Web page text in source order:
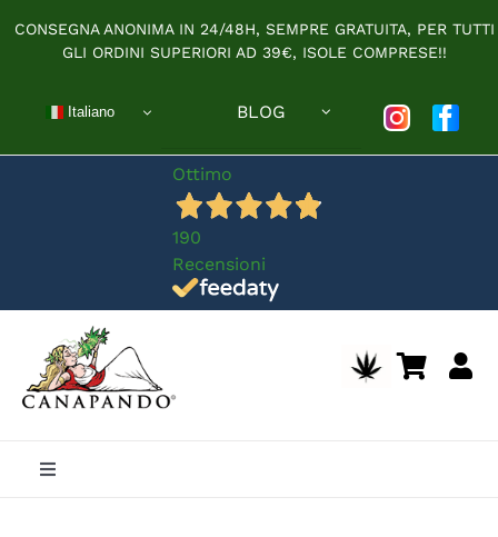
contenuto
CONSEGNA ANONIMA IN 24/48H, SEMPRE GRATUITA, PER TUTTI
GLI ORDINI SUPERIORI AD 39€, ISOLE COMPRESE!!
Italiano BLOG
Ottimo
190
Recensioni
Toggle